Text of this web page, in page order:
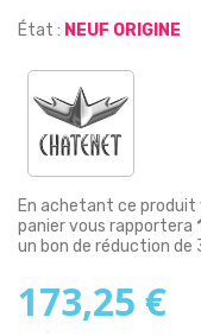
État : NEUF ORIGINE
En achetant ce
panier vous rapportera
un bon de réduction de
173,25 €